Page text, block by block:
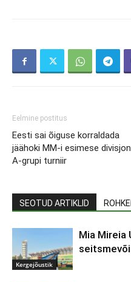
Eelmine postitus
Eesti sai õiguse korraldada
jäähoki MM-i esimese
A-grupi turniir
SEOTUD ARTIKLID
Kergejõustik
Mia Mireia